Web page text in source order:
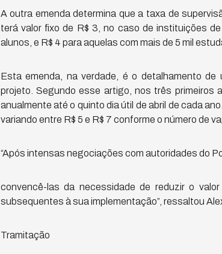
A outra emenda determina que a taxa de
terá valor fixo de R$ 3, no caso de instituições
alunos, e R$ 4 para aquelas com mais de 5 mil
Esta emenda, na verdade, é o detalhamento
projeto. Segundo esse artigo, nos três
anualmente até o quinto dia útil de abril de cada
variando entre R$ 5 e R$ 7 conforme o número de
“Após intensas negociações com autoridades do
convencê-las da necessidade de reduzir o
subsequentes à sua implementação”, ressaltou
Tramitação